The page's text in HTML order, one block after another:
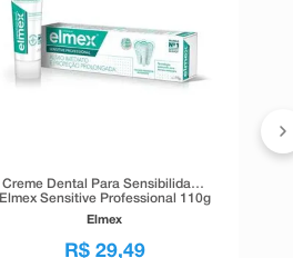
Creme Dental Para Sensibilidade
Elmex Sensitive Professional 110g
Elmex
R$ 29,49